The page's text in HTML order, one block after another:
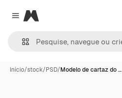
Close menu
Magnific
Início/stock/PSD/Modelo de cartaz do …